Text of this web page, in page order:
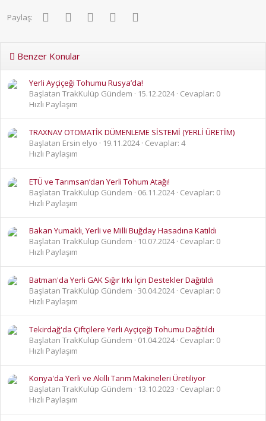
Paylaş: FacebookTwitter PinterestWhatsApp
Benzer Konular
Yerli Ayçiçeği Tohumu Rusya’da!
Başlatan TrakKulüp Gündem
15.12.2024 Cevaplar: 0
Hızlı Paylaşım
TRAXNAV OTOMATİK DÜMENLEME SİSTEMİ (YERLİ ÜRETİM)
Başlatan Ersin elyo
19.11.2024 Cevaplar: 4
Hızlı Paylaşım
ETÜ ve Tarımsan’dan Yerli Tohum Atağı!
Başlatan TrakKulüp Gündem
06.11.2024 Cevaplar: 0
Hızlı Paylaşım
Bakan Yumaklı, Yerli ve Milli Buğday Hasadına Katıldı
Başlatan TrakKulüp Gündem
10.07.2024 Cevaplar: 0
Hızlı Paylaşım
Batman'da Yerli GAK Sığır Irkı İçin Destekler Dağıtıldı
Başlatan TrakKulüp Gündem 30.04.2024 Cevaplar: 0
Hızlı Paylaşım
Tekirdağ'da Çiftçilere Yerli Ayçiçeği Tohumu Dağıtıldı
Başlatan TrakKulüp Gündem
01.04.2024 Cevaplar: 0
Hızlı Paylaşım
Konya'da Yerli ve Akıllı Tarım Makineleri Üretiliyor
Başlatan TrakKulüp Gündem
13.10.2023
Cevaplar: 0
Hızlı Paylaşım